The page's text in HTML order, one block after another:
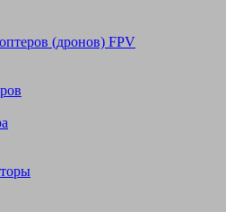
(дронов) FPV